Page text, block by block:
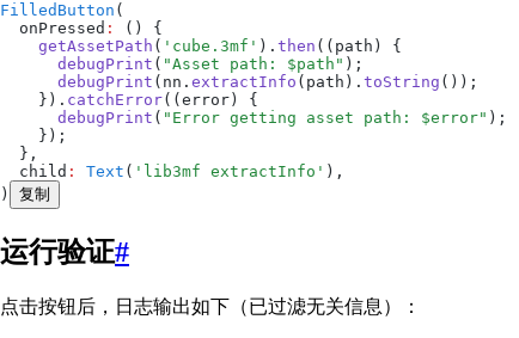
FilledButton (
  onPressed
:
() {
    getAssetPath
( 'cube.3mf' ). then ((path) {
      debugPrint
( "Asset path: $path " );
      debugPrint
(nn. extractInfo (path). toString ());
    }).
catchError((error) {
      debugPrint
( "Error getting asset path: $error" );
    });
  },
  child
: Text ( 'lib3mf extractInfo' ),
)
复制
运行验证#
点击按钮后，日志输出如下（已过滤无关信息）：